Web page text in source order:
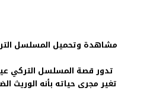
تدور قصة المسلسل التركي
تغير مجرى حياته بأنه الوريث